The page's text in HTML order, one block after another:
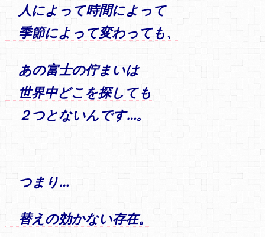
人によって時間によって
季節によって変わっても、
あの富士の佇まいは
世界中どこを探しても
２つとないんです…。
つまり…
替えの効かない存在。